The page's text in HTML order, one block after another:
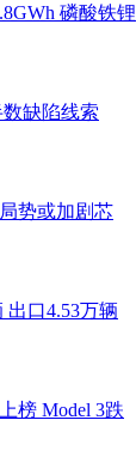
磷酸铁锂
缺陷线索
势或加剧芯
出口4.53万辆
榜 Model 3跌